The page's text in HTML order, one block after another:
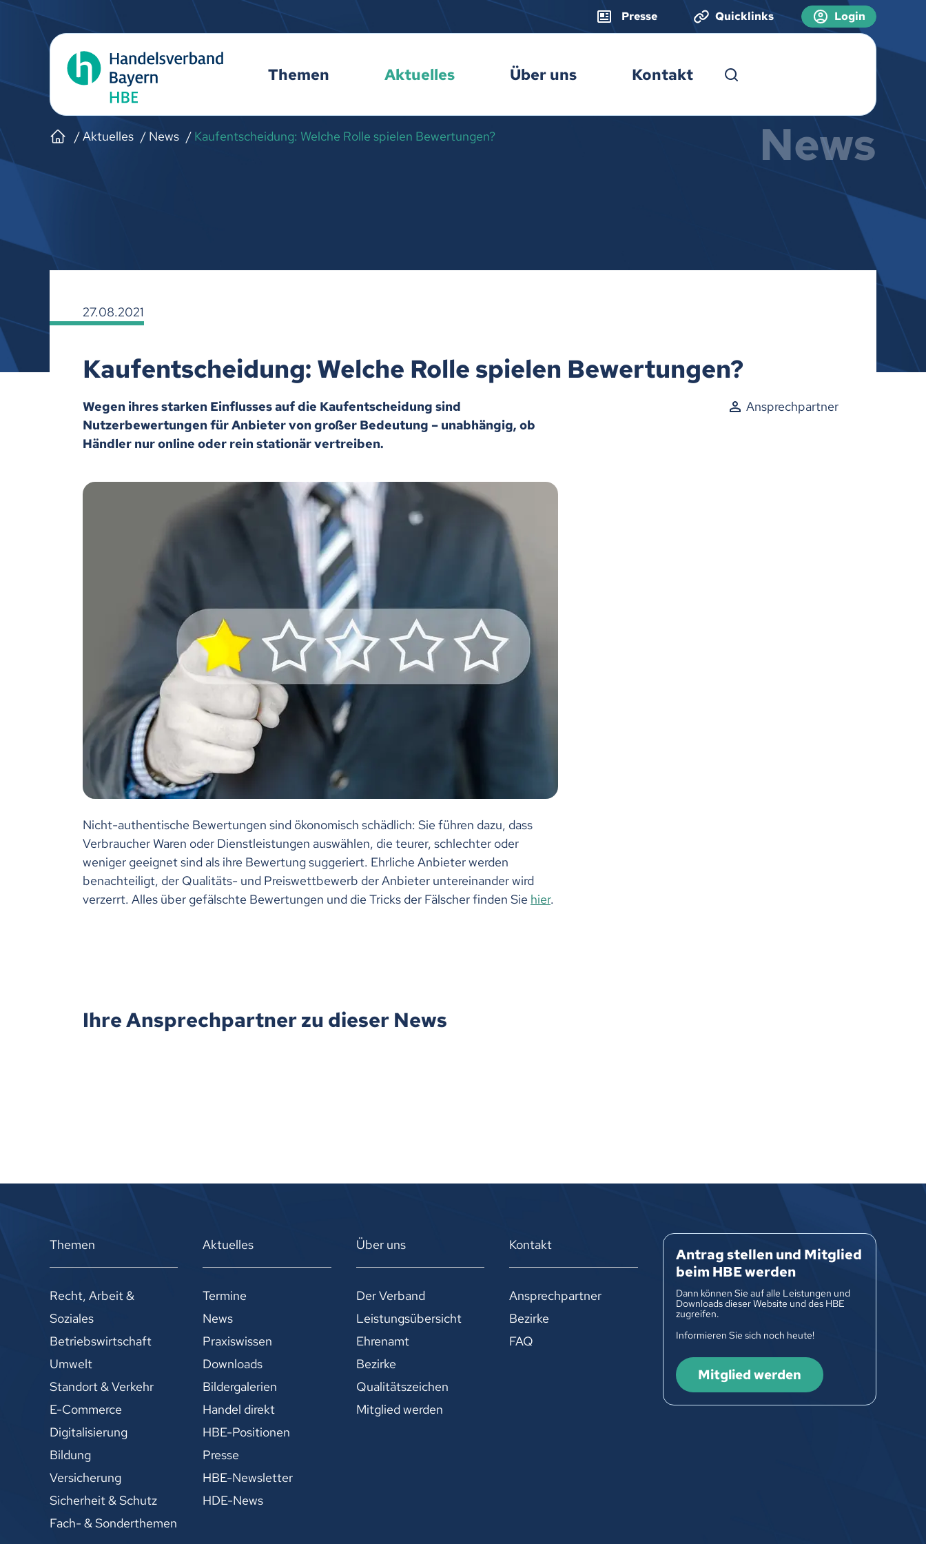
Presse Quicklinks Login
Themen Aktuelles Über uns Kontakt
Aktuelles News Kaufentscheidung: Welche Rolle spielen Bewertungen? News
27.08.2021
Kaufentscheidung: Welche Rolle spielen Bewertungen?
Wegen ihres starken Einflusses auf die Kaufentscheidung sind
Nutzerbewertungen für Anbieter von großer Bedeutung – unabhängig, ob
Händler nur online oder rein stationär vertreiben.
Ansprechpartner
Nicht-authentische Bewertungen sind ökonomisch schädlich: Sie führen dazu, dass
Verbraucher Waren oder Dienstleistungen auswählen, die teurer, schlechter oder
weniger geeignet sind als ihre Bewertung suggeriert. Ehrliche Anbieter werden
benachteiligt, der Qualitäts- und Preiswettbewerb der Anbieter untereinander wird
verzerrt. Alles über gefälschte Bewertungen und die Tricks der Fälscher finden Sie hier.
Ihre Ansprechpartner zu dieser News
Themen
Recht, Arbeit &
Soziales
Betriebswirtschaft
Umwelt
Standort & Verkehr
E-Commerce
Digitalisierung
Bildung
Versicherung
Sicherheit & Schutz
Fach- & Sonderthemen
Aktuelles
Termine
News
Praxiswissen
Downloads
Bildergalerien
Handel direkt
HBE-Positionen
Presse
HBE-Newsletter
HDE-News
Über uns
Der Verband
Leistungsübersicht
Ehrenamt
Bezirke
Qualitätszeichen
Mitglied werden
Kontakt
Ansprechpartner
Bezirke
FAQ
Antrag stellen und Mitglied
beim HBE werden
Dann können Sie auf alle Leistungen und
Downloads dieser Website und des HBE
zugreifen.
Informieren Sie sich noch heute!
Mitglied werden